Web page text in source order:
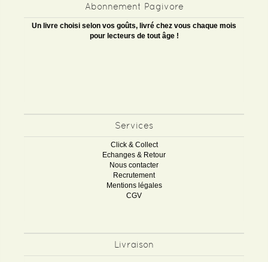
Abonnement Pagivore
Un livre choisi selon vos goûts, livré chez vous chaque mois
pour lecteurs de tout âge !
Services
Click & Collect
Echanges & Retour
Nous contacter
Recrutement
Mentions légales
CGV
Livraison